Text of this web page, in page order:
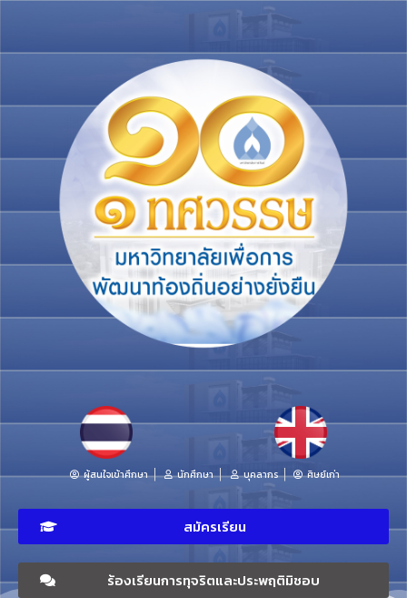
ผู้สนใจเข้าศึกษา นักศึกษา บุคลากร ศิษย์เก่า
สมัครเรียน
ร้องเรียนการทุจริตและประพฤติมิชอบ